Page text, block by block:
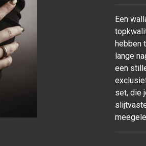
Een
hebben
lange
een
set, die